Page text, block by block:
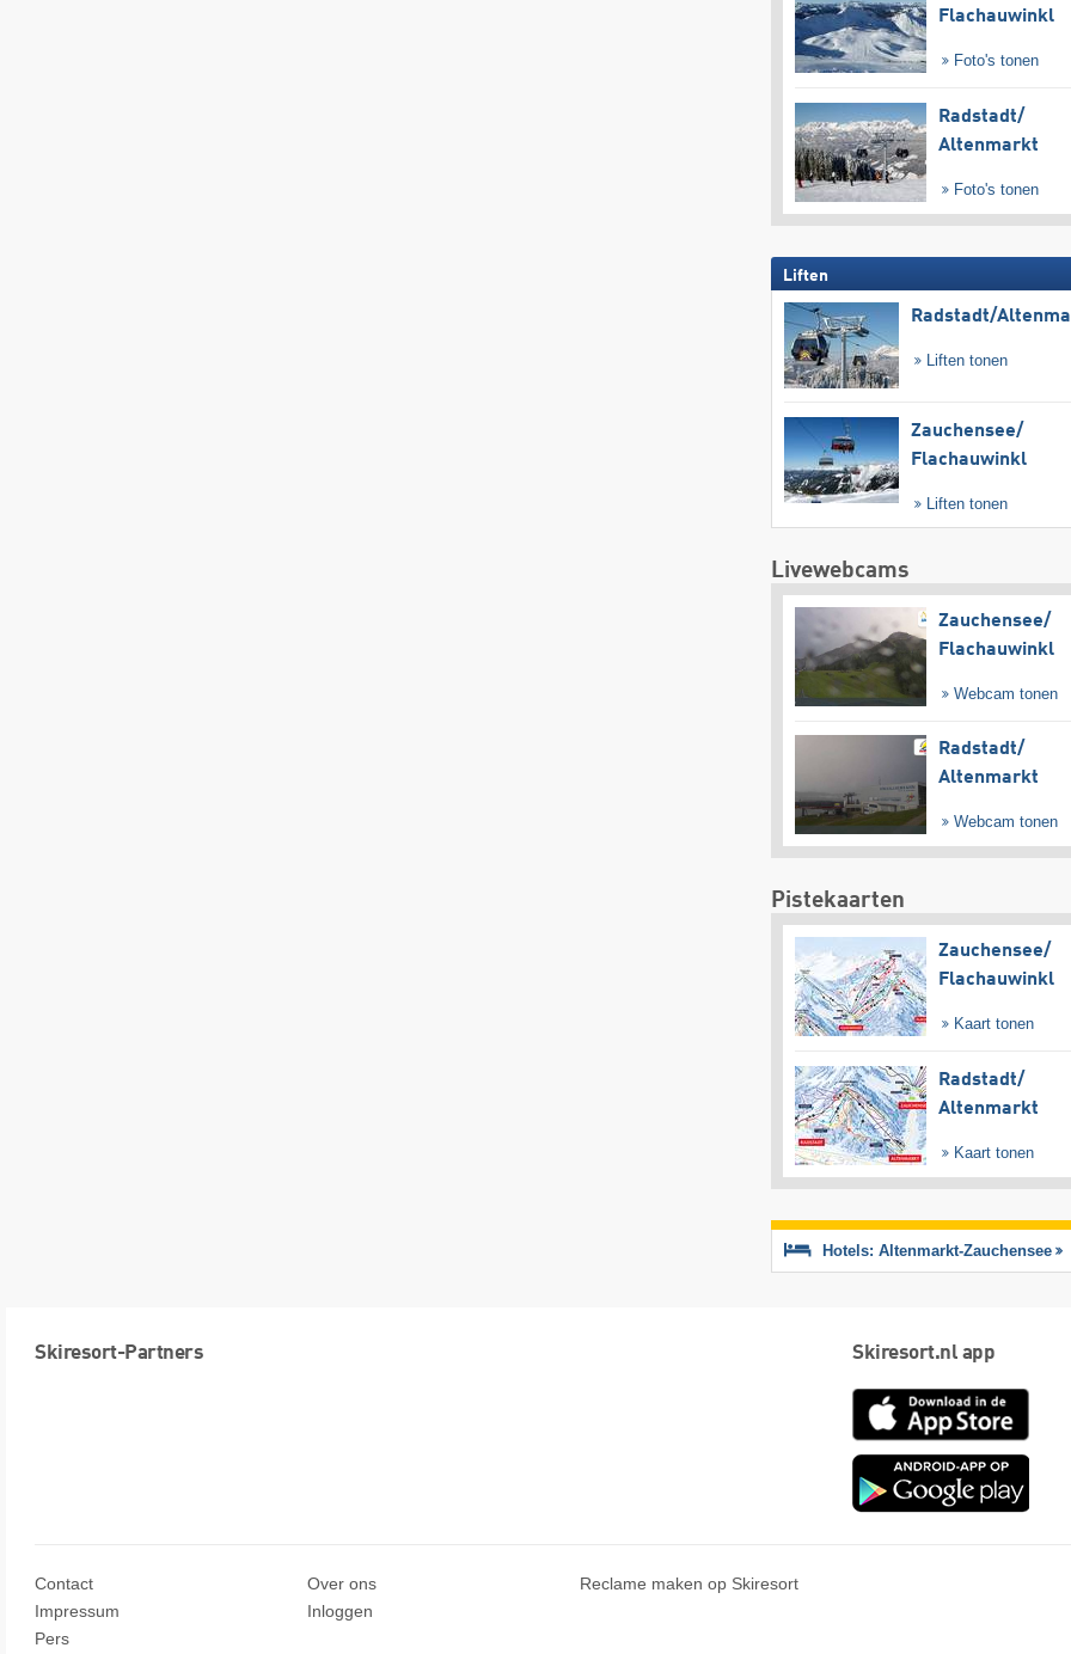
Flachauwinkl
Foto's tonen
Radstadt/​
Altenmarkt
Foto's tonen
Liften
Radstadt/​
Liften tonen
Zauchensee/​
Flachauwinkl
Liften tonen
Livewebcams
Zauchensee/​
Flachauwinkl
Webcam tonen
Radstadt/​
Altenmarkt
Webcam tonen
Pistekaarten
Zauchensee/​
Flachauwinkl
Kaart tonen
Radstadt/​
Altenmarkt
Kaart tonen
Hotels: Altenmarkt-Zauchensee
Skiresort-Partners Skiresort.nl app
App
Contact
Impressum
Pers
Over ons
Inloggen
Reclame maken op Skiresort